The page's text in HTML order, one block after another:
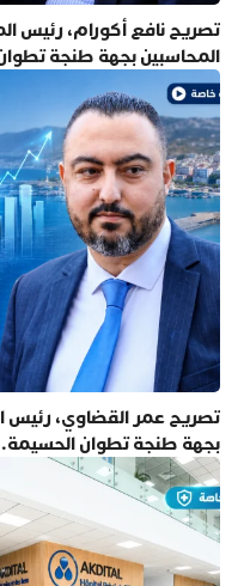
تصريح نافع أكورام، رئيس
المحاسبين بجهة طنجة
تصريح عمر القضاوي، رئيس
بجهة طنجة تطوان الحسيمة.